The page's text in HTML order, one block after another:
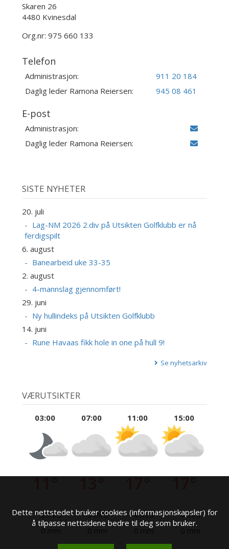
Skaren 26
4480 Kvinesdal
Org.nr: 975 660 133
Telefon
Administrasjon:
911 20 184
Daglig leder Ramona Reiersen:
945 08 461
E-post
Administrasjon:
Daglig leder Ramona Reiersen:
SISTE NYHETER
20. juli
Lag-NM 2026 2.div på Utsikten Golfklubb er nå
ferdigspilt
6. august
Banearbeid uke 33-35
2. august
4-mannslag gjennomført!
29. juni
Ny hullindeks på Utsikten Golfklubb
14. juni
Rune Havaas fikk hole in one på hull 9!
Se nyhetsarkiv
VÆRUTSIKTER
03:00
11°
2 m/s
0 mm
07:00
13°
3 m/s
11:00
17°
4 m/s
0 mm
15:00
17°
4 m/s
Dette nettstedet bruker cookies (informasjonskapsler) for
å tilpasse nettsidene bedre til deg som bruker.